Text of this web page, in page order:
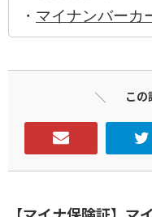
・ マイナンバーカ
こ